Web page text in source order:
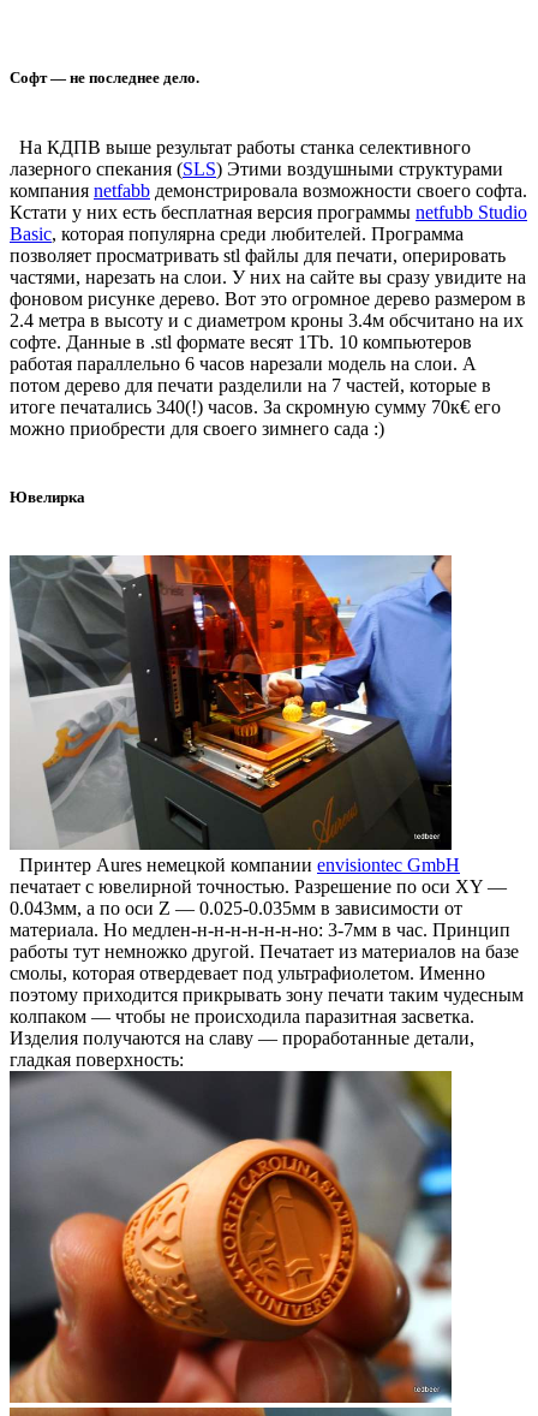
Софт — не последнее дело.
На КДПВ выше результат работы станка селективного
лазерного спекания (SLS) Этими воздушными структурами
компания netfabb демонстрировала возможности своего софта.
Кстати у них есть бесплатная версия программы netfubb Studio
Basic, которая популярна среди любителей. Программа
позволяет просматривать stl файлы для печати, оперировать
частями, нарезать на слои. У них на сайте вы сразу увидите на
фоновом рисунке дерево. Вот это огромное дерево размером в
2.4 метра в высоту и с диаметром кроны 3.4м обсчитано на их
софте. Данные в .stl формате весят 1Tb. 10 компьютеров
работая параллельно 6 часов нарезали модель на слои. А
потом дерево для печати разделили на 7 частей, которые в
итоге печатались 340(!) часов. За скромную сумму 70к€ его
можно приобрести для своего зимнего сада :)
Ювелирка
Принтер Aures немецкой компании envisiontec GmbH
печатает с ювелирной точностью. Разрешение по оси XY —
0.043мм, а по оси Z — 0.025-0.035мм в зависимости от
материала. Но медлен-н-н-н-н-н-н-но: 3-7мм в час. Принцип
работы тут немножко другой. Печатает из материалов на базе
смолы, которая отвердевает под ультрафиолетом. Именно
поэтому приходится прикрывать зону печати таким чудесным
колпаком — чтобы не происходила паразитная засветка.
Изделия получаются на славу — проработанные детали,
гладкая поверхность: